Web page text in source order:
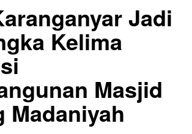
Jadi
Kelima
Masjid
Madaniyah